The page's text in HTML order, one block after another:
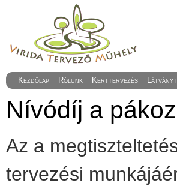
Kezdőlap Rólunk Kerttervezés
Nívódíj a
Az a
tervezési